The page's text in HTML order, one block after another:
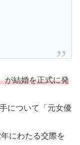
が結婚を正式に発
について「元女優
にわたる交際を